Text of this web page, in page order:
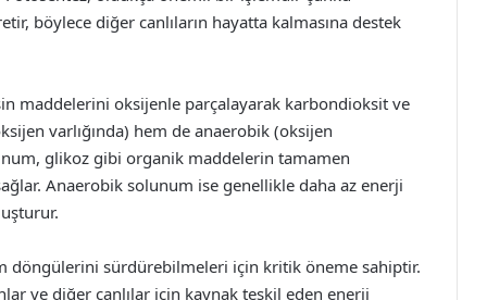
böylece diğer canlıların hayatta kalmasına destek
maddelerini oksijenle parçalayarak karbondioksit ve
varlığında) hem de anaerobik (oksijen
glikoz gibi organik maddelerin tamamen
Anaerobik solunum ise genellikle daha az enerji
döngülerini sürdürebilmeleri için kritik öneme sahiptir.
ve diğer canlılar için kaynak teşkil eden enerji